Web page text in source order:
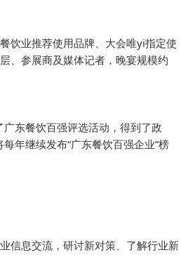
饮业推荐使用品牌、大会唯yi指定使
、参展商及媒体记者，晚宴规模约
东餐饮百强评选活动，得到了政
年继续发布“广东餐饮百强企业”榜
信息交流，研讨新对策、了解行业新